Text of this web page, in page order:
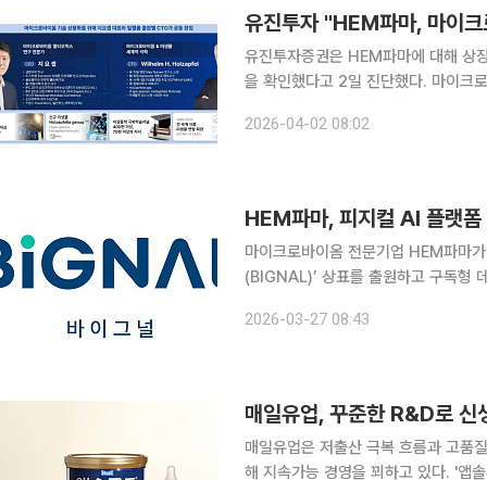
유진투자 "HEM파마, 마이
유진투자증권은 HEM파마에 대해 상
을 확인했다고 2일 진단했다. 마이크
2026-04-02 08:02
HEM파마, 피지컬 AI 플랫폼
마이크로바이옴 전문기업 HEM파마
(BIGNAL)’ 상표를 출원하고 구독형 데이터
2026-03-27 08:43
매일유업은 저출산 극복 흐름과 고품
해 지속가능 경영을 꾀하고 있다. '앱